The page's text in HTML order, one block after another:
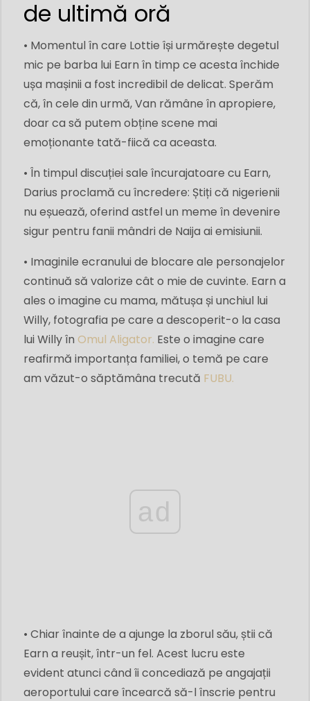
de ultimă oră
• Momentul în care Lottie își urmărește degetul
mic pe barba lui Earn în timp ce acesta închide
ușa mașinii a fost incredibil de delicat. Sperăm
că, în cele din urmă, Van rămâne în apropiere,
doar ca să putem obține scene mai
emoționante tată-fiică ca aceasta.
• În timpul discuției sale încurajatoare cu Earn,
Darius proclamă cu încredere: Știți că nigerienii
nu eșuează, oferind astfel un meme în devenire
sigur pentru fanii mândri de Naija ai emisiunii.
• Imaginile ecranului de blocare ale personajelor
continuă să valorize cât o mie de cuvinte. Earn a
ales o imagine cu mama, mătușa și unchiul lui
Willy, fotografia pe care a descoperit-o la casa
lui Willy în Omul Aligator. Este o imagine care
reafirmă importanța familiei, o temă pe care
am văzut-o săptămâna trecută FUBU.
ad
• Chiar înainte de a ajunge la zborul său, știi că
Earn a reușit, într-un fel. Acest lucru este
evident atunci când îi concediază pe angajații
aeroportului care încearcă să-l înscrie pentru